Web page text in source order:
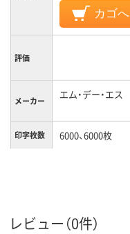
カゴへ
評価
メーカー エム・デー・エス
印字枚数 6000、6000枚
レビュー（0件）